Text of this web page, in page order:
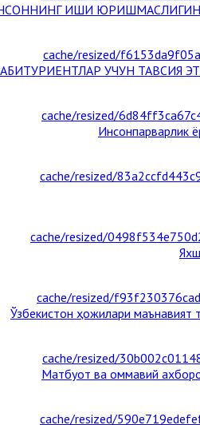
ИШИ ЮРИШМАСЛИГИНИ
АБИТУРИЕНТЛАР УЧУН ТАВСИЯ
Инсонпарварлик
Ўзбекистон ҳожилари маънавият
Матбуот ва оммавий